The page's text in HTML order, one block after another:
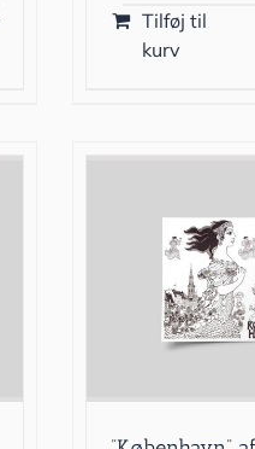
Tilføj til
kurv